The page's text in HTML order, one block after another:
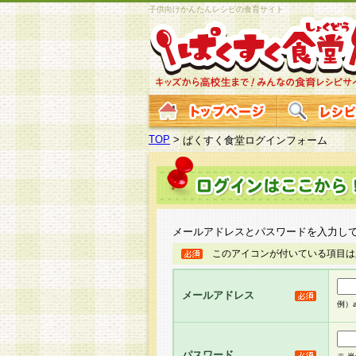
子供向けかんたんレシピの食育サイト
TOP >ぱくすく食堂ログインフォーム
メールアドレスとパスワードを入力し
このアイコンが付いている項目
メールアドレス
例）